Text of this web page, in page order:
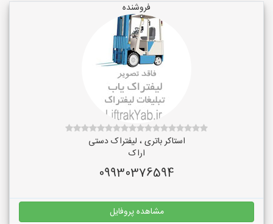
فروشنده
استاکر باتری ، لیفتراک دستی
اراک
09930376594
مشاهده پروفایل